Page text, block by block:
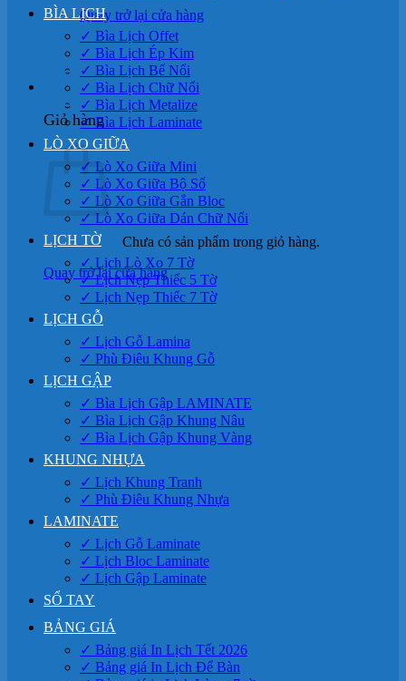
Quay trở lại cửa hàng
0
Giỏ hàng
Chưa có sản phẩm trong giỏ hàng.
Quay trở lại cửa hàng
BÌA LỊCH
✓ Bìa Lịch Offet
✓ Bìa Lịch Ép Kim
✓ Bìa Lịch Bế Nổi
✓ Bìa Lịch Chữ Nổi
✓ Bìa Lịch Metalize
✓ Bìa Lịch Laminate
LÒ XO GIỮA
✓ Lò Xo Giữa Mini
✓ Lò Xo Giữa Bộ Số
✓ Lò Xo Giữa Gắn Bloc
✓ Lò Xo Giữa Dán Chữ Nổi
LỊCH TỜ
✓ Lịch Lò Xo 7 Tờ
✓ Lịch Nẹp Thiếc 5 Tờ
✓ Lịch Nẹp Thiếc 7 Tờ
LỊCH GỖ
✓ Lịch Gỗ Lamina
✓ Phù Điêu Khung Gỗ
LỊCH GẬP
✓ Bìa Lịch Gập LAMINATE
✓ Bìa Lịch Gập Khung Nâu
✓ Bìa Lịch Gập Khung Vàng
KHUNG NHỰA
✓ Lịch Khung Tranh
✓ Phù Điêu Khung Nhựa
LAMINATE
✓ Lịch Gỗ Laminate
✓ Lịch Bloc Laminate
✓ Lịch Gập Laminate
SỔ TAY
BẢNG GIÁ
✓ Bảng giá In Lịch Tết 2026
✓ Bảng giá In Lịch Để Bàn